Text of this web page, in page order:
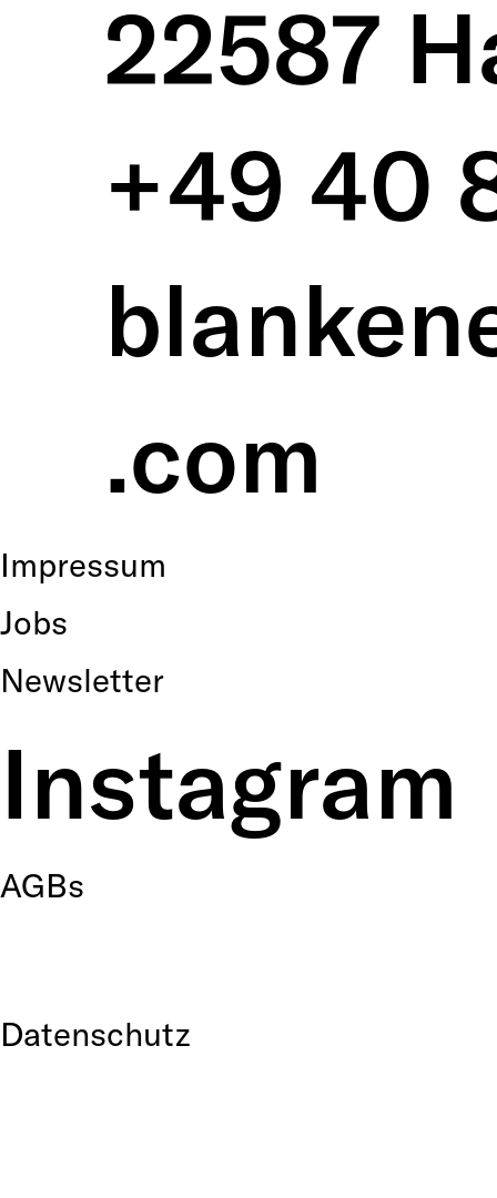
22587
+49 40
.com
Impressum
Newsletter
Datenschutz
AGBs
Instagram
Jobs